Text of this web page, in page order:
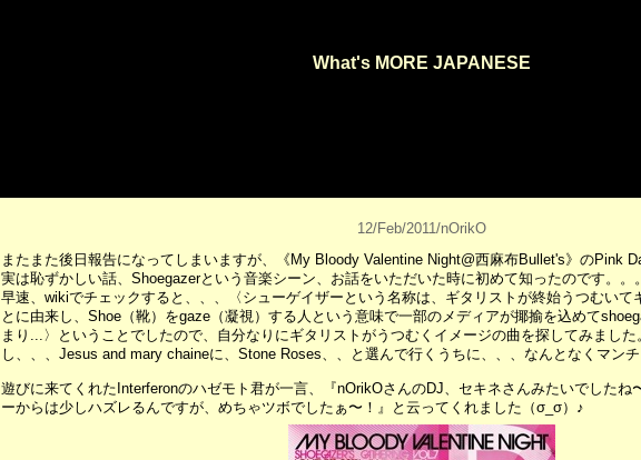
What's MORE JAPANESE
12/Feb/2011/nOrikO
またまた後日報告になってしまいますが、《My Bloody Valentine Night@西麻布Bullet's》のPink
実は恥ずかしい話、Shoegazerという音楽シーン、お話をいただいた時に初めて知ったのです。。
早速、wikiでチェックすると、、、〈シューゲイザーという名称は、ギタリストが終始うつむいて
とに由来し、Shoe（靴）をgaze（凝視）する人という意味で一部のメディアが揶揄を込めて
まり...〉ということでしたので、自分なりにギタリストがうつむくイメージの曲を探してみまし
し、、、Jesus and mary chaineに、Stone Roses、、と選んで行くうちに、、、なんとなくマンチ
遊びに来てくれたInterferonのハゼモト君が一言、『nOrikOさんのDJ、セキネさんみたいでしたね
ーからは少しハズレるんですが、めちゃツボでしたぁ〜！』と云ってくれました（σ_σ）♪